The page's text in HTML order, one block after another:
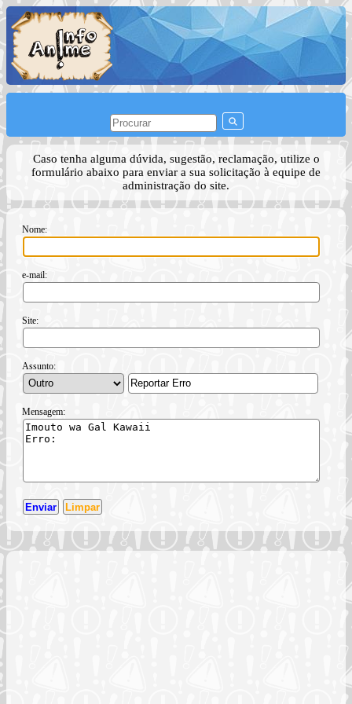
Caso tenha alguma dúvida, sugestão, reclamação, utilize o
formulário abaixo para enviar a sua solicitação à equipe de
administração do site.
Nome:
e-mail:
Site:
Assunto:
Mensagem: